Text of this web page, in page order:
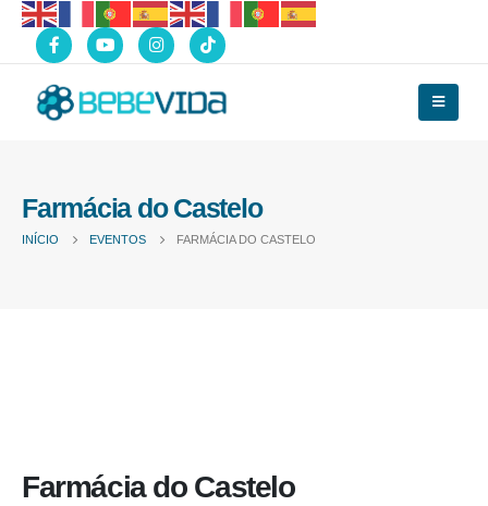
Farmácia do Castelo
INÍCIO EVENTOS FARMÁCIA DO CASTELO
Farmácia do Castelo